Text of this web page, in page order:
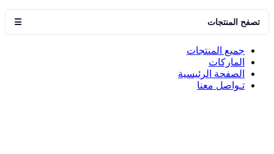
تصفح المنتجات ☰
جميع المنتجات
الماركات
الصفحة الرئيسية
تـواصل معنا